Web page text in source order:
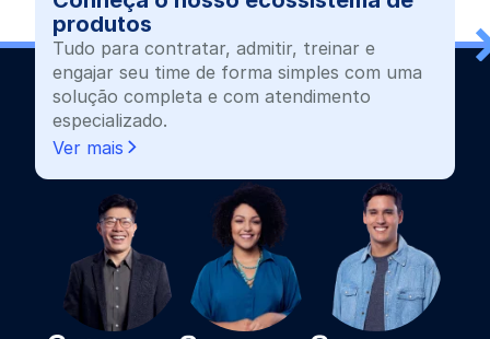
produtos
Tudo para contratar, admitir, treinar e
engajar seu time de forma simples com uma
solução completa e com atendimento
especializado.
Ver mais